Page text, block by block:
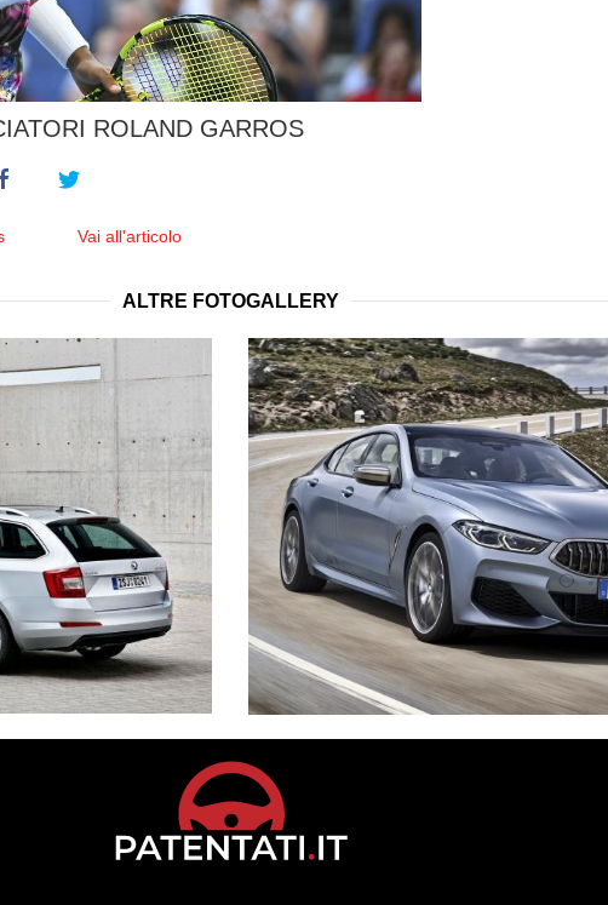
ROLAND GARROS
Vai all'articolo
ALTRE FOTOGALLERY